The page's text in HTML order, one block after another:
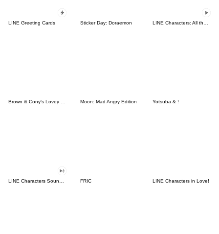
LINE Greeting Cards Sticker Day: Doraemon
Brown & Cony's Lovey Dovey Date Moon: Mad Angry Edition Yotsuba & !
FRIC LINE Characters in Love!